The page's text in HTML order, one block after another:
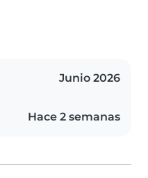
Junio 2026
Hace 2 semanas